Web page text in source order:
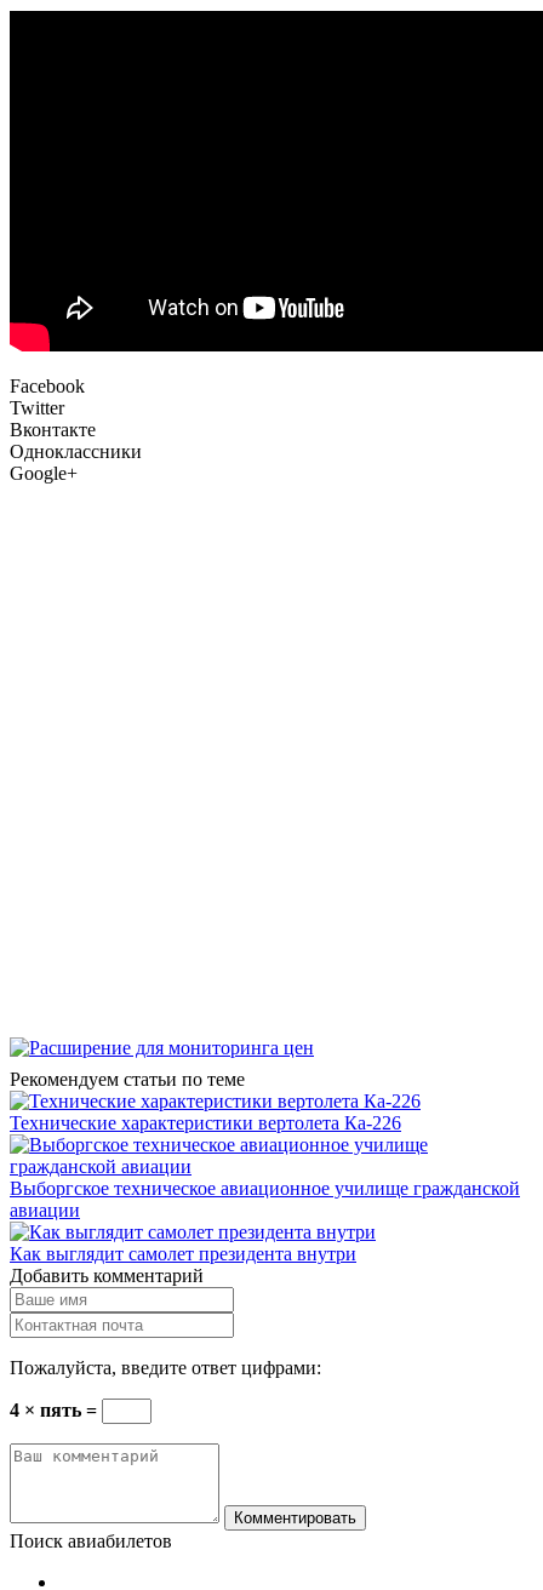
Facebook
Twitter
Вконтакте
Одноклассники
Google+
Рекомендуем статьи по теме
Технические характеристики вертолета Ка-226
Выборгское техническое авиационное училище гражданской
авиации
Как выглядит самолет президента внутри
Добавить комментарий
Пожалуйста, введите ответ цифрами:
4 × пять =
Комментировать
Поиск авиабилетов